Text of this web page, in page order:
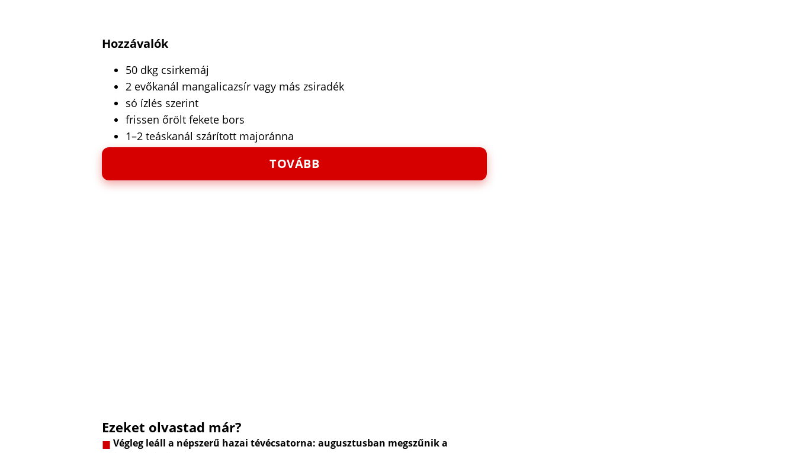
Hozzávalók
50 dkg csirkemáj
2 evőkanál mangalicazsír vagy más zsiradék
só ízlés szerint
frissen őrölt fekete bors
1–2 teáskanál szárított majoránna
TOVÁBB
Ezeket olvastad már?
Végleg leáll a népszerű hazai tévécsatorna: augusztusban megszűnik a